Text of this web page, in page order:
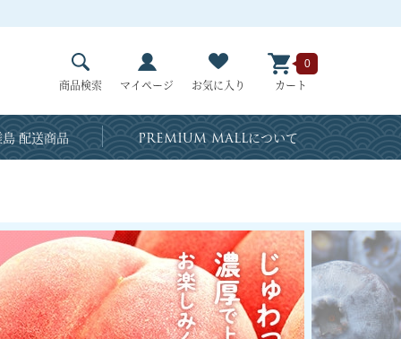
商品検索 マイページ お気に入り カート
0
配送商品 PREMIUM MALLについて